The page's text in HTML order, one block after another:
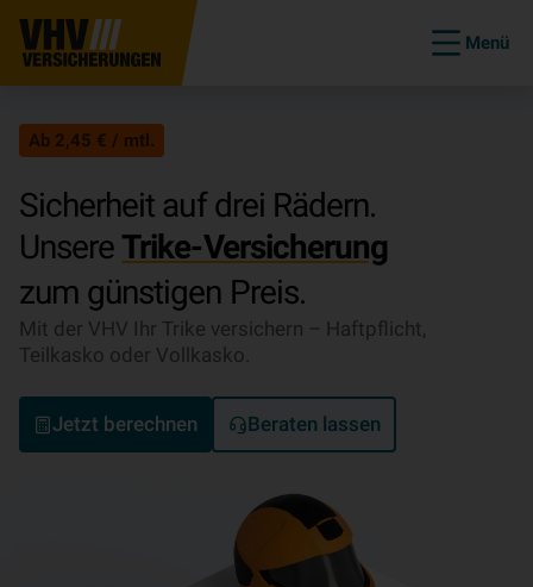
Menü
Ab 2,45 € / mtl.
Sicherheit auf drei Rädern.
Unsere Trike-Versicherung
zum günstigen Preis.
Mit der VHV Ihr Trike versichern – Haftpflicht,
Teilkasko oder Vollkasko.
Jetzt berechnen Beraten lassen